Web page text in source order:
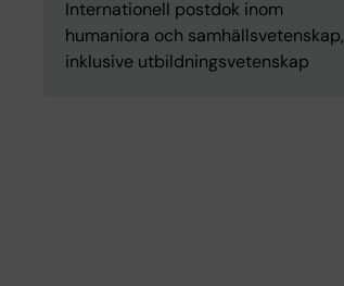
Internationell postdok inom
humaniora och samhällsvetenskap,
inklusive utbildningsvetenskap